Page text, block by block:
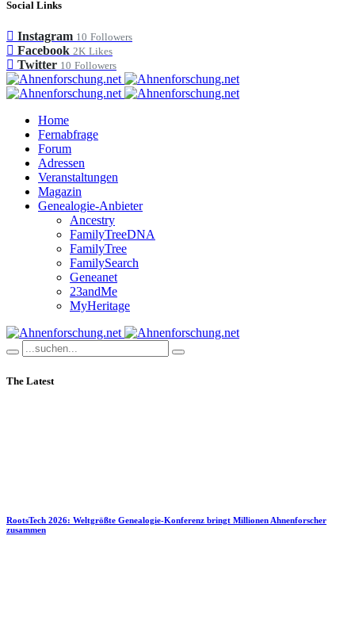
Social Links
Instagram 10 Followers
Facebook 2K Likes
Twitter 10 Followers
Home
Fernabfrage
Forum
Adressen
Veranstaltungen
Magazin
Genealogie-Anbieter
Ancestry
FamilyTreeDNA
FamilyTree
FamilySearch
Geneanet
23andMe
MyHeritage
The Latest
RootsTech 2026: Weltgrößte Genealogie-Konferenz bringt Millionen Ahnenforscher
zusammen